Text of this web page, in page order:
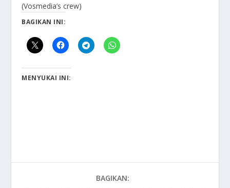
(Vosmedia’s crew)
BAGIKAN INI:
MENYUKAI INI:
BAGIKAN: